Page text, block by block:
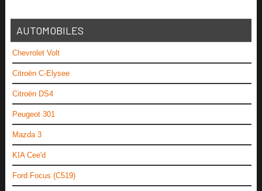
AUTOMOBILES
Chevrolet Volt
Citroën C-Elysee
Citroën DS4
Peugeot 301
Mazda 3
KIA Cee'd
Ford Focus (C519)